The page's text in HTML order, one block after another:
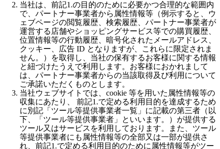
当社は、前記1.の目的のために必要かつ合理的な範囲内
で、パートナー事業者から属性情報等（例示すると、ウ
ェブページの閲覧履歴、検索履歴、パートナー事業者が
運営する店舗やショッピングサービス等での購買履歴、
位置情報等の行動履歴、暗号化されたメールアドレス、
クッキー、広告 ID となりますが、これらに限定されま
せん。）を取得し、当社の保有するお客様に関する情報
と紐づけたうえで利用します。お客様におかれまして
は、パートナー事業者からの当該取得及び利用について
ご承諾いただくものとします。
当社ウェブサイトでは、cookie 等を用いた属性情報等の
収集にあたり、 前記1.で定める利用目的を達成するため
に別記「ツール等提供事業者一覧」に記載の第三者（以
下、「ツール等提供事業者」といいます。）が提供する
ツール又はサービスを利用しております。また、ツール
等提供事業者にも属性情報等の全部又は一部が提供さ
れ、前記1.で定める利用目的のために属性情報等がツー